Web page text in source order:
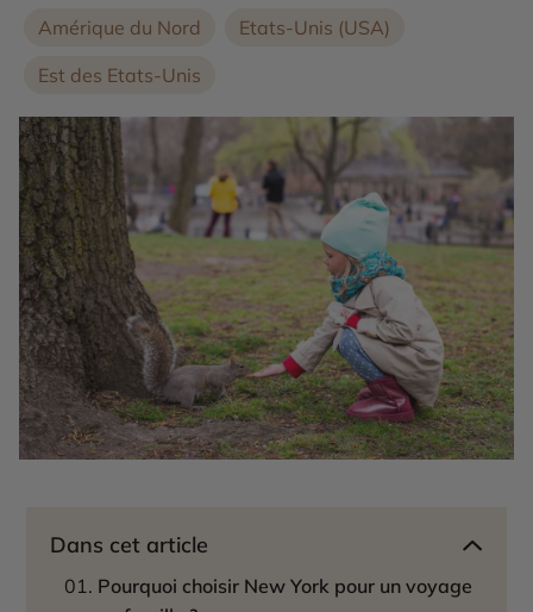
Amérique du Nord
Etats-Unis (USA)
Est des Etats-Unis
Dans cet article
Pourquoi choisir New York pour un voyage